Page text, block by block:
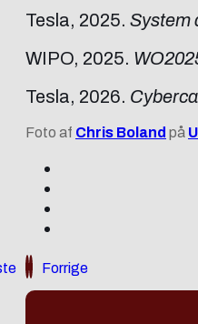
Tesla, 2025. System
WIPO, 2025.
Tesla, 2026.
Foto af Chris Boland på
Forrige